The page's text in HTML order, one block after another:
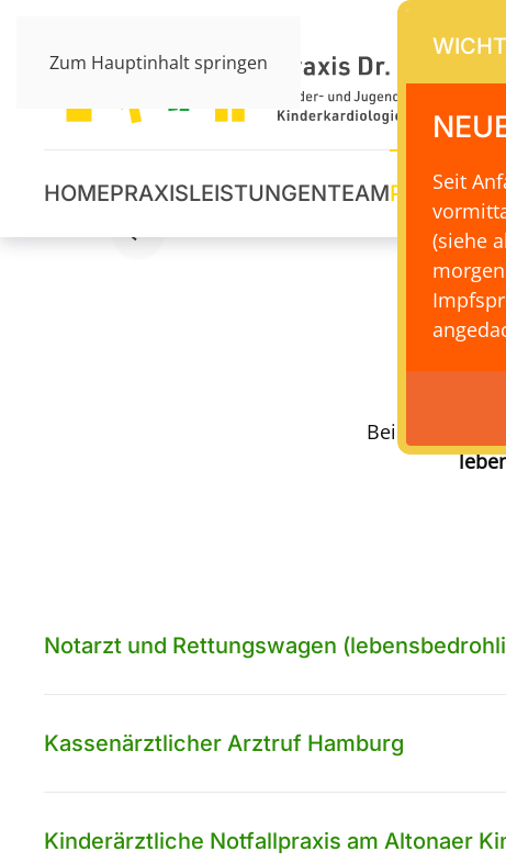
Zum Hauptinhalt springen
HOMEPRAXISLEISTUNGENTEAM
Bei Notfällen
Notarzt und Rettungswagen
Kassenärztlicher Arztruf Hamburg
Kinderärztliche Notfallpraxis am Altonaer
Seit
(siehe